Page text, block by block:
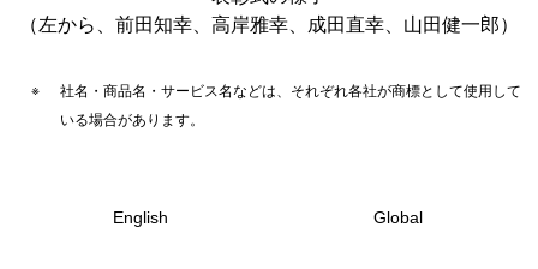
（左から、前田知幸、高岸雅幸、成田直幸、山田健一郎）
社名・商品名・サービス名などは、それぞれ各社が商標として使用して
いる場合があります。
English Global